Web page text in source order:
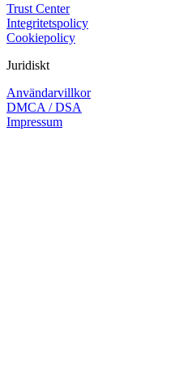
Trust Center
Integritetspolicy
Cookiepolicy
Juridiskt
Användarvillkor
DMCA / DSA
Impressum